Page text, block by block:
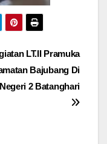
LT.II Pramuka
Bajubang Di
2 Batanghari